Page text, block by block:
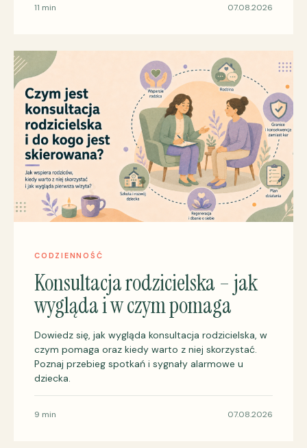
11 min 07.08.2026
CODZIENNOŚĆ
Konsultacja rodzicielska – jak
wygląda i w czym pomaga
Dowiedz się, jak wygląda konsultacja rodzicielska, w
czym pomaga oraz kiedy warto z niej skorzystać.
Poznaj przebieg spotkań i sygnały alarmowe u
dziecka.
9 min 07.08.2026